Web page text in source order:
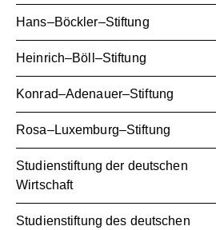
Hans–Böckler–Stiftung
Heinrich–Böll–Stiftung
Konrad–Adenauer–Stiftung
Rosa–Luxemburg–Stiftung
Studienstiftung der deutschen
Wirtschaft
Studienstiftung des deutschen